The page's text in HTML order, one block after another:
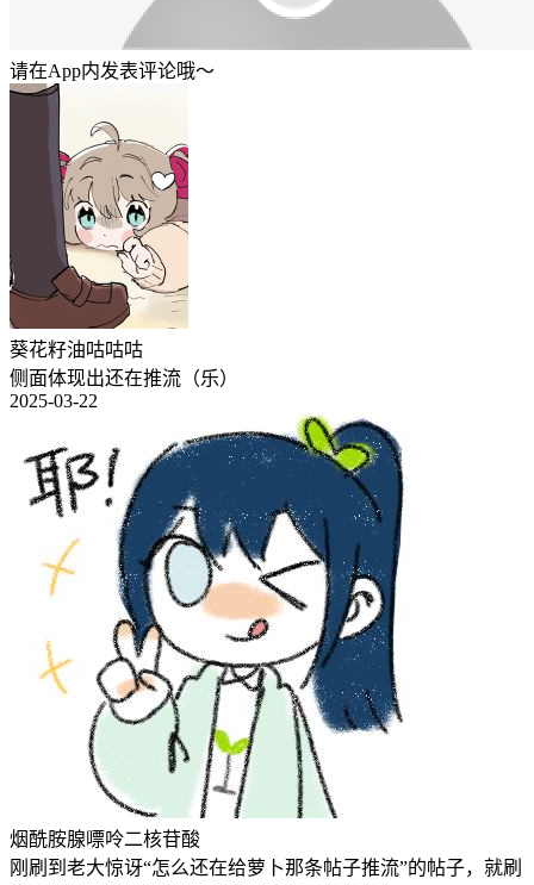
请在App内发表评论哦～
葵花籽油咕咕咕
侧面体现出还在推流（乐）
2025-03-22
烟酰胺腺嘌呤二核苷酸
刚刷到老大惊讶“怎么还在给萝卜那条帖子推流”的帖子，就刷